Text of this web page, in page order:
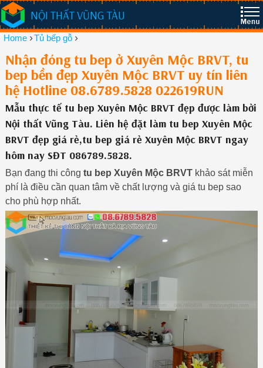
NỘI THẤT VŨNG TÀU
Home ›Tủ bếp gỗ ›
Nhận đóng tu bep ở Xuyên Mộc BRVT, tu
bep bền đẹp Xuyên Mộc BRVT uy tín liên
hệ Hotline 08.6789.5828 022619RUN
Mẫu thực tế tu bep Xuyên Mộc BRVT đẹp được làm bởi
Nội thất Vũng Tàu. Liên hệ đặt làm tu bep Xuyên Mộc
BRVT đẹp giá rẻ,tu bep giá rẻ Xuyên Mộc BRVT ngay
hôm nay SĐT 086789.5828.
Bạn đang thi công tu bep Xuyên Mộc BRVTkhảo sát miễn
phí là điều cần quan tâm về chất lượng và giá tu bep sao
cho phù hợp nhất.